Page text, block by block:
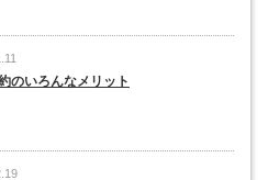
のいろんなメリット